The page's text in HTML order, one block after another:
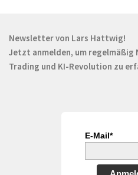
Newsletter von Lars Hattwig!
Jetzt anmelden, um regelmäßig
Trading und KI-Revolution zu
E-Mail*